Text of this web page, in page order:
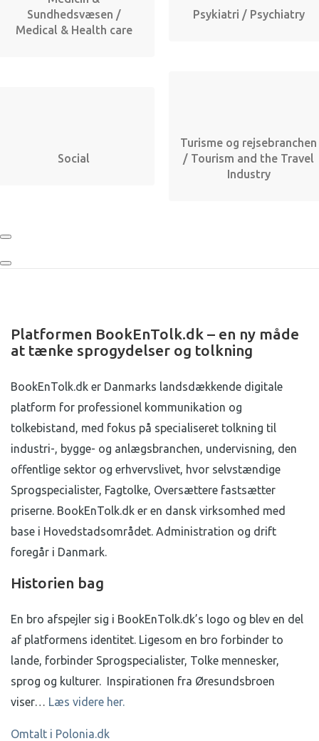
Sundhedsvæsen /
Medical & Health care
Psykiatri / Psychiatry
Social
Turisme og rejsebranchen
/ Tourism and the Travel
Industry
Platformen BookEnTolk.dk – en ny måde
at tænke sprogydelser og tolkning
BookEnTolk.dk er Danmarks landsdækkende digitale
platform for professionel kommunikation og
tolkebistand, med fokus på specialiseret tolkning til
industri-, bygge- og anlægsbranchen, undervisning, den
offentlige sektor og erhvervslivet, hvor selvstændige
Sprogspecialister, Fagtolke, Oversættere fastsætter
priserne. BookEnTolk.dk er en dansk virksomhed med
base i Hovedstadsområdet. Administration og drift
foregår i Danmark.
Historien bag
En bro afspejler sig i BookEnTolk.dk’s logo og blev en del
af platformens identitet. Ligesom en bro forbinder to
lande, forbinder Sprogspecialister, Tolke mennesker,
sprog og kulturer. Inspirationen fra Øresundsbroen
viser… Læs videre her.
Omtalt i Polonia.dk